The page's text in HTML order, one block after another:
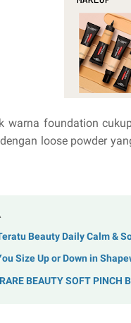
warna foundation
loose powder
Beauty Daily Calm &
Size Up or Down in
BEAUTY SOFT PINCH